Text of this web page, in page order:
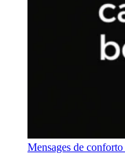
Mensages de conforto